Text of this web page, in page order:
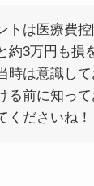
トは医療費
約3万円も損
時は意識し
る前に知っ
くださいね！